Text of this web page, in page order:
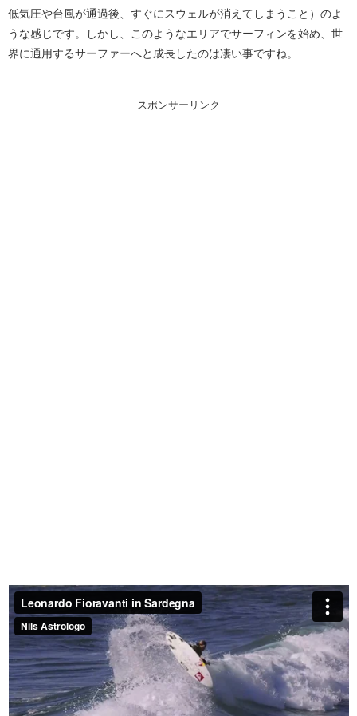
低気圧や台風が通過後、すぐにスウェルが消えてしまうこと）のよ
うな感じです。しかし、このようなエリアでサーフィンを始め、世
界に通用するサーファーへと成長したのは凄い事ですね。
スポンサーリンク